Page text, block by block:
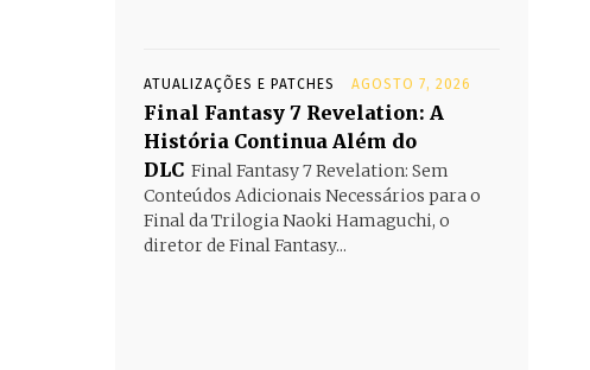
ATUALIZAÇÕES E PATCHES AGOSTO 7, 2026
Final Fantasy 7 Revelation: A
História Continua Além do
DLC Final Fantasy 7 Revelation: Sem
Conteúdos Adicionais Necessários para o
Final da Trilogia Naoki Hamaguchi, o
diretor de Final Fantasy...